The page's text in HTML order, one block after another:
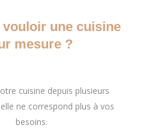
une cuisine
mesure ?
cuisine depuis plusieurs
ne correspond plus à vos
besoins.